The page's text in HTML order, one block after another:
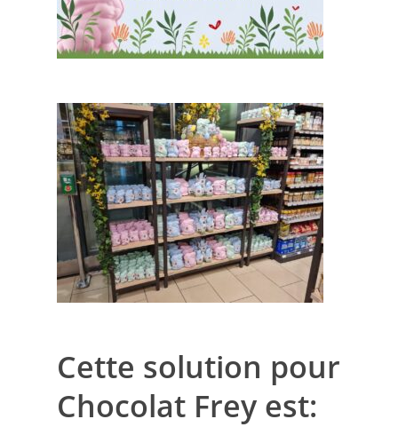
Cette solution pour
Chocolat Frey est: